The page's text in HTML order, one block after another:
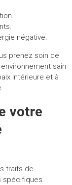
négative.
prenez soin de
sain
intérieure et à
votre
traits de
spécifiques.